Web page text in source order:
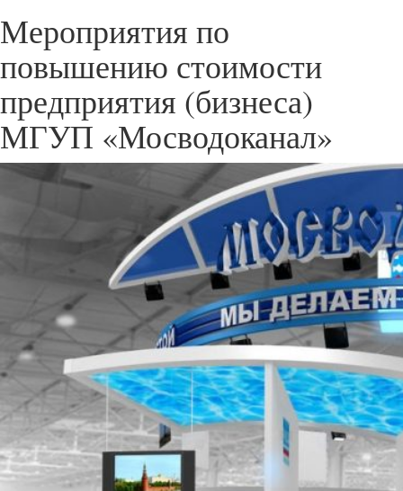
Мероприятия по
повышению стоимости
предприятия (бизнеса)
МГУП «Мосводоканал»